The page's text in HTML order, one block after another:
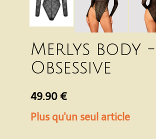
Merlys body -
Obsessive
49.90 €
Plus qu'un seul article